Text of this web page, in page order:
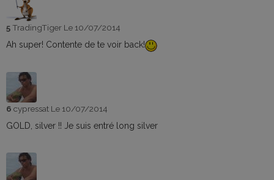
5TradingTiger Le 10/07/2014
Ah super! Contente de te voir back!
6 cypressat Le 10/07/2014
GOLD, silver !! Je suis entré long silver